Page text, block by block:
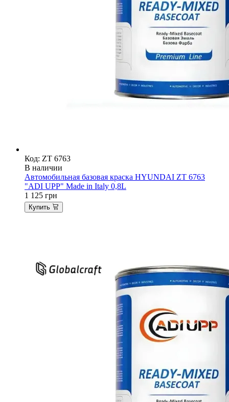
Код: ZT 6763
В наличии
Автомобильная базовая краска HYUNDAI ZT 6763
"ADI UPP" Made in Italy 0,8L
1 125 грн
Купить